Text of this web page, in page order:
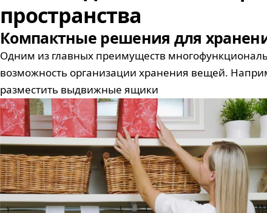
пространства
Компактные решения для
Одним из главных преимуществ
возможность организации хранения вещей.
разместить выдвижные ящики